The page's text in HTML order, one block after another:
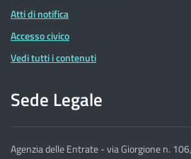
Atti di notifica
Accesso civico
Vedi tutti i contenuti
Sede Legale
Agenzia delle Entrate - via Giorgione n.